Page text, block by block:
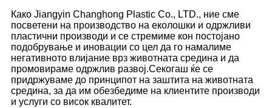
Како Jiangyin Changhong Plastic Co., LTD., ние сме
посветени на производство на еколошки и одржливи
пластични производи и се стремиме кон постојано
подобрување и иновации со цел да го намалиме
негативното влијание врз животната средина и да
промовираме одржлив развој.Секогаш ќе се
придржуваме до принципот на заштита на животната
средина, за да им обезбедиме на клиентите производи
и услуги со висок квалитет.